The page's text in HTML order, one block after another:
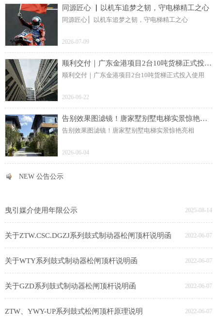
同源匠心 ▏以机车追梦之韧，守电梯精工之心
同源匠心 ▏以机车追梦之韧，守电梯精工之心
2026-07-09
顺利交付｜广东金港项目2台10吨货梯正式投入使用
顺利交付｜广东金港项目2台10吨货梯正式投入使用
2026-06-22
告别效果图滤镜！唐家墅别墅电梯实景惊艳亮相
告别效果图滤镜！唐家墅别墅电梯实景惊艳亮相
2026-06-04
NEW 公告公示
曳引媒介使用年限公示 2025-08-14
关于ZTW.CSC.DGZJ系列鼓式制动器松闸顶杆说明函 2022-06-07
关于WTY系列鼓式制动器松闸顶杆说明函 2022-06-07
关于GZD系列鼓式制动器松闸顶杆说明函 2022-06-07
ZTW、YWY-UP系列鼓式松闸顶杆原理说明 2022-06-07